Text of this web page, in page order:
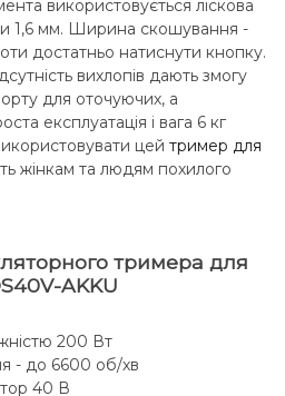
використовується ліскова
1,6 мм. Ширина скошування -
достатньо натиснути кнопку.
вихлопів дають змогу
для оточуючих, а
експлуатація і вага 6 кг
цей тример для
жінкам та людям похилого
тримера для
AKKU
200 Вт
- до 6600 об/хв
40 В